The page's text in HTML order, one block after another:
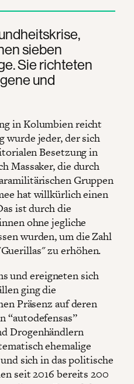
sieben
Sie richteten
und
in Kolumbien reicht
wurde jeder, der sich
Besetzung in
Massaker, die durch
Gruppen
hat willkürlich einen
ist durch die
ohne jegliche
wurden, um die Zahl
zu erhöhen.
und ereigneten sich
ging die
Präsenz auf deren
“autodefensas”
Drogenhändlern
ehemalige
sich in das politische
seit 2016 bereits 200